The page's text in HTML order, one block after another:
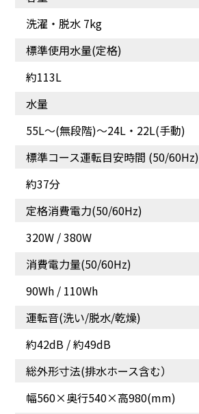
[操作パネル]
各行程の時間・回数が選
べる![お好み設定]
洗濯・脱水 7kg
標準使用水量(定格)
約113L
水量
55L～(無段階)〜24L・22L(手動)
標準コース運転目安時間 (50/60Hz)
約37分
定格消費電力(50/60Hz)
320W / 380W
消費電力量(50/60Hz)
90Wh / 110Wh
運転音(洗い/脱水/乾燥)
約42dB / 約49dB
総外形寸法(排水ホース含む）
幅560×奥行540×高980(mm)